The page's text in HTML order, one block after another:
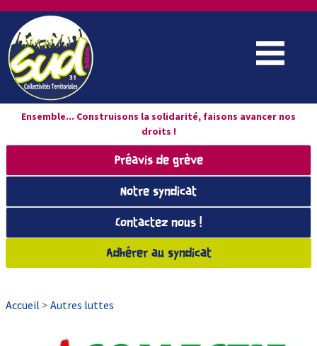
Ensemble... Construisons la solidarité, faisons avancer nos
droits !
Préavis de grève
Notre syndicat
Contactez nous !
Adhérer au syndicat
Accueil > Autres luttes